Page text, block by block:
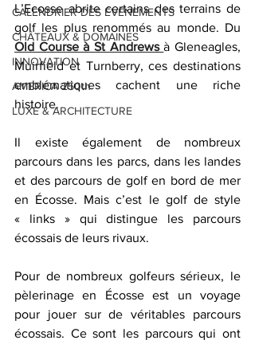
CALENDRIER DES ÉVÉNEMENTS
CHÂTEAUX & DOMAINES
INNOVATION
AMERICA 250th
LUXE & ARCHITECTURE
L’Ecosse abrite certains des terrains de
Old Course à St Andrews à Gleneagles,
Muirfield et Turnberry, ces destinations
emblématiques cachent une riche
histoire.
Il existe également de nombreux
parcours dans les parcs, dans les landes
et des parcours de golf en bord de mer
en Écosse. Mais c’est le golf de style
« links » qui distingue les parcours
écossais de leurs rivaux.
Pour de nombreux golfeurs sérieux, le
pèlerinage en Écosse est un voyage
pour jouer sur de véritables parcours
écossais. Ce sont les parcours qui ont